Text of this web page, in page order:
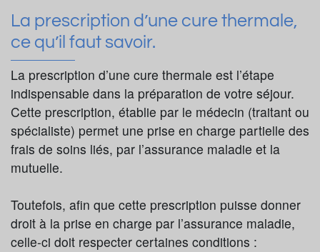
La prescription d’une cure thermale,
ce qu’il faut savoir.
La prescription d’une cure thermale est l’étape
indispensable dans la préparation de votre séjour.
Cette prescription, établie par le médecin (traitant ou
spécialiste) permet une prise en charge partielle des
frais de soins liés, par l’assurance maladie et la
mutuelle.
Toutefois, afin que cette prescription puisse donner
droit à la prise en charge par l’assurance maladie,
celle-ci doit respecter certaines conditions :